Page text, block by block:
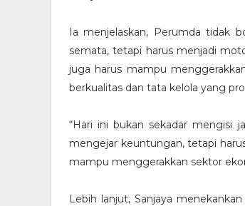
Ia menjelaskan, Perumda tidak
semata, tetapi harus menjadi
juga harus mampu
berkualitas dan tata kelola yang
“Hari ini bukan sekadar mengisi
mengejar keuntungan, tetapi
mampu menggerakkan sektor
Lebih lanjut, Sanjaya